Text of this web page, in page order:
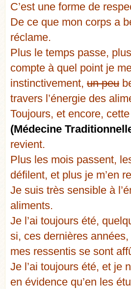
C’est une forme de
De ce que mon corps a
réclame.
Plus le temps passe,
compte à quel point je
instinctivement, un peu
travers l’énergie des
Toujours, et encore,
(Médecine
revient.
Plus les mois passent,
défilent, et plus je m’en
Je suis très sensible à
aliments.
Je l’ai toujours été,
si, ces dernières
mes ressentis se sont
Je l’ai toujours été, et je
en évidence qu’en les